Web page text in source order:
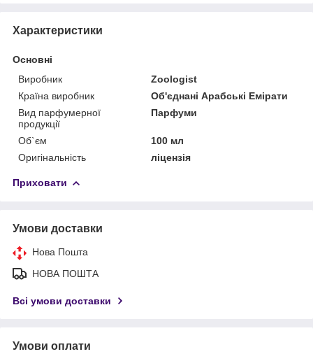
Характеристики
Основні
Виробник
Zoologist
Країна виробник
Об'єднані Арабські Емірати
Вид парфумерної
продукції
Парфуми
Об`єм
100 мл
Оригінальність
ліцензія
Приховати
Умови доставки
Нова Пошта
НОВА ПОШТА
Всі умови доставки
Умови оплати